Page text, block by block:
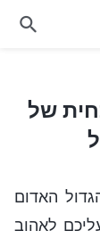
האל
של
האדום
לאהוב